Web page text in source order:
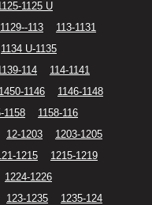
1125 U
1129--113
113-1131
1134 U-1135
114
114-1141
1146
1146-1148
1158
1158-116
12-1203
1203-1205
1215
1215-1219
1224-1226
123-1235
1235-124